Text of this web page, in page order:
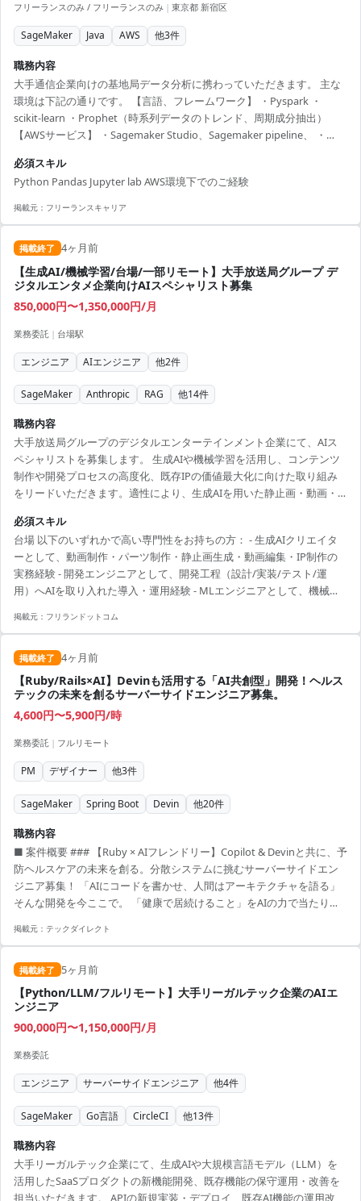
フリーランスのみ / フリーランスのみ | 東京都 新宿区
SageMaker Java AWS 他3件
職務内容
大手通信企業向けの基地局データ分析に携わっていただきます。 主な
環境は下記の通りです。 【言語、フレームワーク】 ・Pyspark ・
scikit-learn ・Prophet（時系列データのトレンド、周期成分抽出）
【AWSサービス】 ・Sagemaker Studio、Sagemaker pipeline、 ・
必須スキル
Python Pandas Jupyter lab AWS環境下でのご経験
掲載元： フリーランスキャリア
掲載終了 4ヶ月前
【生成AI/機械学習/台場/一部リモート】大手放送局グループ デ
ジタルエンタメ企業向けAIスペシャリスト募集
850,000円〜1,350,000円/月
業務委託 | 台場駅
エンジニア AIエンジニア 他2件
SageMaker Anthropic RAG 他14件
職務内容
大手放送局グループのデジタルエンターテインメント企業にて、AIス
ペシャリストを募集します。 生成AIや機械学習を活用し、コンテンツ
制作や開発プロセスの高度化、既存IPの価値最大化に向けた取り組み
をリードいただきます。適性により、生成AIを用いた静止画・動画・
み込むための設計・実装・PoC推進、MLプロジェクトの技術リードな
どをお任せします。 想定業務例： - 生成AI（画像/動画/音声）を活用し
たコンテンツ制作・編集パイプラインの設計と運用 - 開発工程へのAIツ
ール導入（コード補完、テスト自動化、データパイプライン整備 等） -
機械学習プロジェクトの要件...
必須スキル
台場 以下のいずれかで高い専門性をお持ちの方： - 生成AIクリエイタ
ーとして、動画制作・パーツ制作・静止画生成・動画編集・IP制作の
実務経験 - 開発エンジニアとして、開発工程（設計/実装/テスト/運
用）へAIを取り入れた導入・運用経験 - MLエンジニアとして、機械学
務での成果物やプロジェクト事例を説明可能なこと - チーム内外との円
掲載元： フリランドットコム
掲載終了 4ヶ月前
【Ruby/Rails×AI】Devinも活用する「AI共創型」開発！ヘルス
テックの未来を創るサーバーサイドエンジニア募集。
4,600円〜5,900円/時
業務委託 | フルリモート
PM デザイナー 他3件
SageMaker Spring Boot Devin 他20件
職務内容
■ 案件概要 ### 【Ruby × AIフレンドリー】Copilot & Devinと共に、予
防ヘルスケアの未来を創る。分散システムに挑むサーバーサイドエン
ジニア募集！ 「AIにコードを書かせ、人間はアーキテクチャを語る」
そんな開発を今ここで。 「健康で居続けること」をAIの力で当たり前
チャーでのサーバーサイド開発の案件です。 ここはただ仕様通りにコ
た「AIフレンドリー」な環境で、エンジニアはよりクリエイティブな
「設計」や「課題解決」に集中する。 そんな次世代の開発体験...
掲載元： テックダイレクト
掲載終了 5ヶ月前
【Python/LLM/フルリモート】大手リーガルテック企業のAIエ
ンジニア
900,000円〜1,150,000円/月
業務委託
エンジニア サーバーサイドエンジニア 他4件
SageMaker Go言語 CircleCI 他13件
職務内容
大手リーガルテック企業にて、生成AIや大規模言語モデル（LLM）を
活用したSaaSプロダクトの新機能開発、既存機能の保守運用・改善を
担当いただきます。 APIの新規実装・デプロイ、既存AI機能の運用改